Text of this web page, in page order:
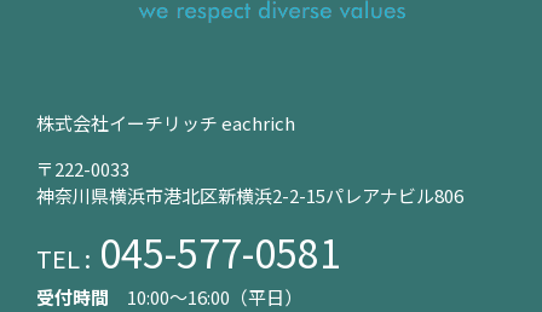
株式会社イーチリッチ eachrich
〒222-0033
神奈川県横浜市港北区新横浜2-2-15パレアナビル806
TEL : 045-577-0581
受付時間 10:00〜16:00（平日）